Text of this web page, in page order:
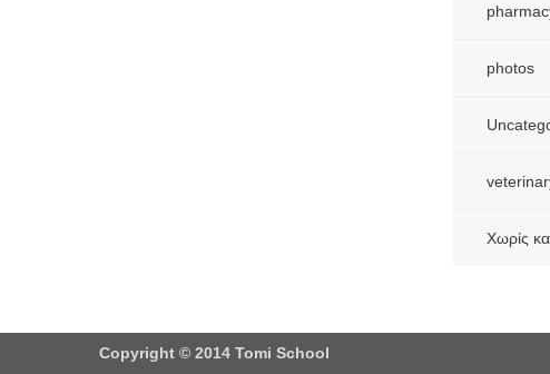
photos
Χωρίς
Copyright © 2014 Tomi School